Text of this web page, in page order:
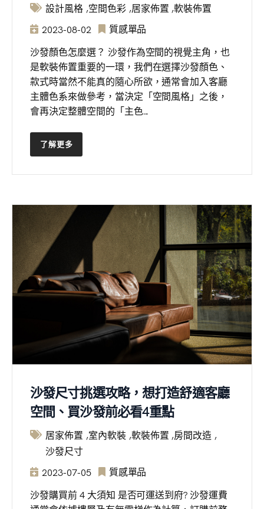
設計風格 空間色彩 居家佈置 軟裝佈置
2023-08-02
質感單品
沙發顏色怎麼選？ 沙發作為空間的視覺主角，也
是軟裝佈置重要的一環，我們在選擇沙發顏色、
款式時當然不能真的隨心所欲，通常會加入客廳
主體色系來做參考，當決定「空間風格」之後，
會再決定整體空間的「主色...
了解更多
沙發尺寸挑選攻略，想打造舒適客廳
空間、買沙發前必看4重點
居家佈置 室內軟裝 軟裝佈置 房間改造
沙發尺寸
2023-07-05
質感單品
沙發購買前 4 大須知 是否可運送到府? 沙發運費